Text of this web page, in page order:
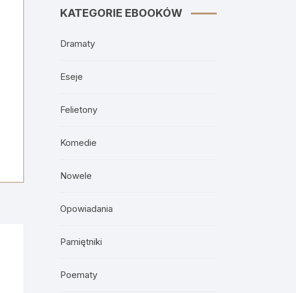
KATEGORIE EBOOKÓW
Dramaty
Eseje
Felietony
Komedie
Nowele
Opowiadania
Pamiętniki
Poematy